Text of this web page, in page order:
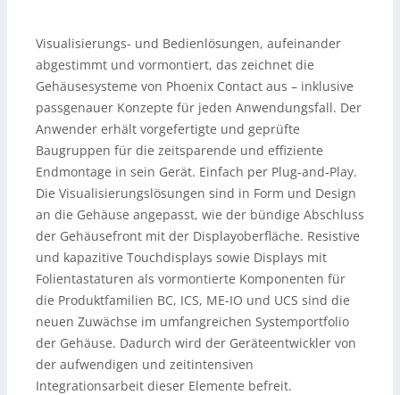
Visualisierungs- und Bedienlösungen, aufeinander
abgestimmt und vormontiert, das zeichnet die
Gehäusesysteme von Phoenix Contact aus – inklusive
passgenauer Konzepte für jeden Anwendungsfall. Der
Anwender erhält vorgefertigte und geprüfte
Baugruppen für die zeitsparende und effiziente
Endmontage in sein Gerät. Einfach per Plug-and-Play.
Die Visualisierungslösungen sind in Form und Design
an die Gehäuse angepasst, wie der bündige Abschluss
der Gehäusefront mit der Displayoberfläche. Resistive
und kapazitive Touchdisplays sowie Displays mit
Folientastaturen als vormontierte Komponenten für
die Produktfamilien BC, ICS, ME-IO und UCS sind die
neuen Zuwächse im umfangreichen Systemportfolio
der Gehäuse. Dadurch wird der Geräteentwickler von
der aufwendigen und zeitintensiven
Integrationsarbeit dieser Elemente befreit.